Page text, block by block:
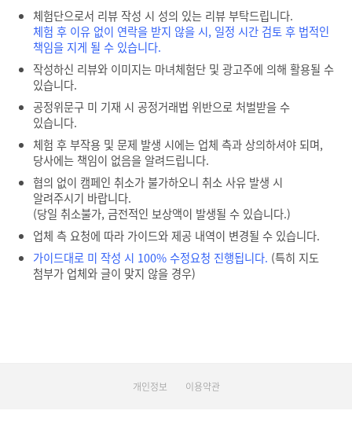
체험단으로서 리뷰 작성 시 성의 있는 리뷰 부탁드립니다.
체험 후 이유 없이 연락을 받지 않을 시, 일정 시간 검토 후 법적인
책임을 지게 될 수 있습니다.
작성하신 리뷰와 이미지는 마녀체험단 및 광고주에 의해 활용될 수
있습니다.
공정위문구 미 기재 시 공정거래법 위반으로 처벌받을 수
있습니다.
체험 후 부작용 및 문제 발생 시에는 업체 측과 상의하셔야 되며,
당사에는 책임이 없음을 알려드립니다.
협의 없이 캠페인 취소가 불가하오니 취소 사유 발생 시
알려주시기 바랍니다.
(당일 취소불가, 금전적인 보상액이 발생될 수 있습니다.)
업체 측 요청에 따라 가이드와 제공 내역이 변경될 수 있습니다.
가이드대로 미 작성 시 100% 수정요청 진행됩니다. (특히 지도
첨부가 업체와 글이 맞지 않을 경우)
개인정보 이용약관